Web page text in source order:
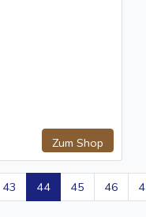
Zum Shop
43 44 45 46